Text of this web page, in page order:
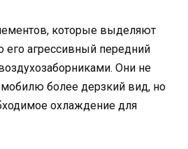
которые выделяют
его агрессивный передний
Они не
более дерзкий вид, но
охлаждение для